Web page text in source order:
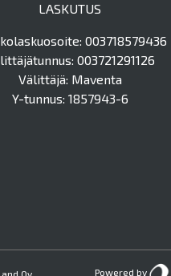
LASKUTUS
003718579436
003721291126
Välittäjä: Maventa
Y-tunnus: 1857943-6
Oy Powered by